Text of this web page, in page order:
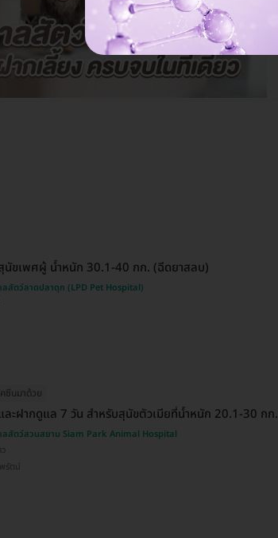
นัขเพศผู้ น้ำหนัก 30.1-40 กก. (ฉีดยาสลบ)
ลสัตว์ลาดปลาดุก (LPD Pet Hospital)
ซีนมาด้วย
ละฝากดูแล 7 วัน สำหรับสุนัขตัวเมียที่น้ำหนัก 20.1-30 กก.
ลสัตว์สวนสยาม Siam Park Animal Hospital
รัตน์